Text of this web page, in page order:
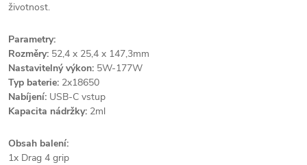
životnost.
Parametry:
Rozměry: 52,4 x 25,4 x 147,3mm
Nastavitelný výkon: 5W-177W
Typ baterie: 2x18650
Nabíjení: USB-C vstup
Kapacita nádržky: 2ml
Obsah balení:
1x Drag 4 grip